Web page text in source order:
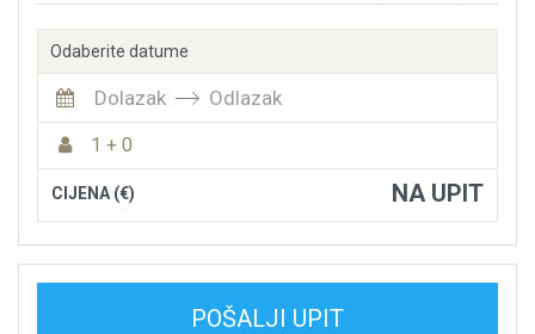
Odaberite datume
Dolazak Odlazak
1 + 0
CIJENA (€) NA UPIT
POŠALJI UPIT